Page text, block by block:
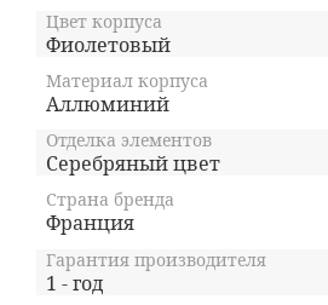
Цвет корпуса
Фиолетовый
Материал корпуса
Аллюминий
Отделка элементов
Серебряный цвет
Страна бренда
Франция
Гарантия производителя
1 - год